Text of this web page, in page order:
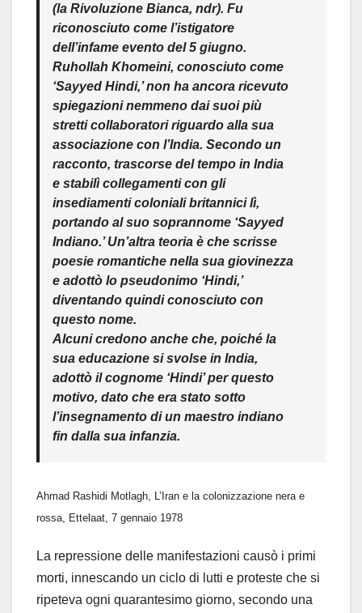
(la Rivoluzione Bianca, ndr). Fu
riconosciuto come l’istigatore
dell’infame evento del 5 giugno.
Ruhollah Khomeini, conosciuto come
‘Sayyed Hindi,’ non ha ancora ricevuto
spiegazioni nemmeno dai suoi più
stretti collaboratori riguardo alla sua
associazione con l’India. Secondo un
racconto, trascorse del tempo in India
e stabilì collegamenti con gli
insediamenti coloniali britannici lì,
portando al suo soprannome ‘Sayyed
Indiano.’ Un’altra teoria è che scrisse
poesie romantiche nella sua giovinezza
e adottò lo pseudonimo ‘Hindi,’
diventando quindi conosciuto con
questo nome.
Alcuni credono anche che, poiché la
sua educazione si svolse in India,
adottò il cognome ‘Hindi’ per questo
motivo, dato che era stato sotto
l’insegnamento di un maestro indiano
fin dalla sua infanzia.
Ahmad Rashidi Motlagh, L’Iran e la colonizzazione nera e
rossa, Ettelaat, 7 gennaio 1978
La repressione delle manifestazioni causò i primi
morti, innescando un ciclo di lutti e proteste che si
ripeteva ogni quarantesimo giorno, secondo una